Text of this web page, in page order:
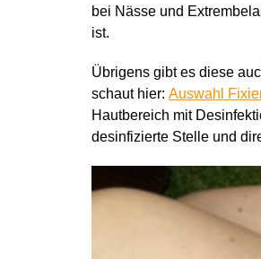
bei Nässe und
ist.
Übrigens gibt es diese
schaut hier: Auswahl
Hautbereich mit
desinfizierte Stelle und